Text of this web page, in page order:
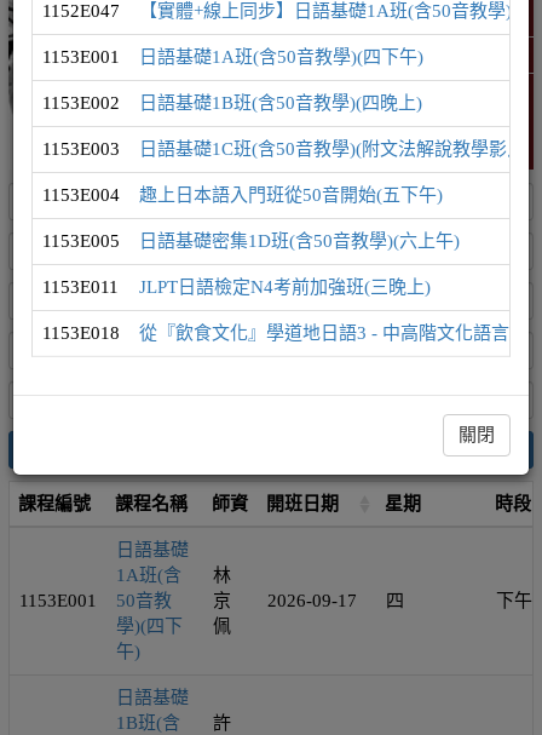
日語學習地圖
精選課程 (此為彈跳視窗)
課程編號 課程名稱 師資 開班日期 星期 時段
1153E001
日語基礎
1A班(含
50音教
學)(四下
午)
林
京
佩
2026-09-17 四 下午
日語基礎
1B班(含
許
1152E047 【實體+線上同步】日語基礎1A班(含50音教學)(
1153E001 日語基礎1A班(含50音教學)(四下午)
1153E002 日語基礎1B班(含50音教學)(四晚上)
1153E003 日語基礎1C班(含50音教學)(附文法解說教學影片
1153E004 趣上日本語入門班從50音開始(五下午)
1153E005 日語基礎密集1D班(含50音教學)(六上午)
1153E011 JLPT日語檢定N4考前加強班(三晚上)
1153E018 從『飲食文化』學道地日語3 - 中高階文化語言課(
關閉